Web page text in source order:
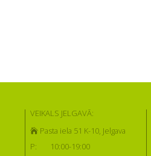
VEIKALS JELGAVĀ:
Pasta iela 51 K-10, Jelgava
P:
10:00-19:00